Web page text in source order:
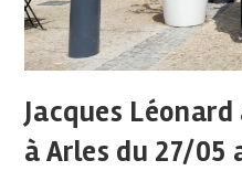
Jacques
à Arles du 27/05